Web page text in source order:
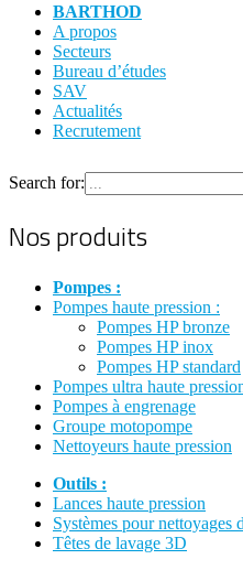
BARTHOD
A propos
Secteurs
Bureau d’études
SAV
Actualités
Recrutement
Search for:
Nos produits
Pompes :
Pompes haute pression :
Pompes HP bronze
Pompes HP inox
Pompes HP standard
Pompes ultra haute
Pompes à engrenage
Groupe motopompe
Nettoyeurs haute pression
Outils :
Lances haute pression
Systèmes pour nettoyages
Têtes de lavage 3D